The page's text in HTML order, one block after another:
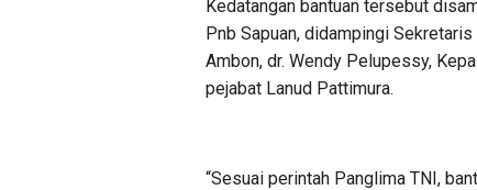
Kedatangan bantuan tersebut
Pnb Sapuan, didampingi
Ambon, dr. Wendy Pelupessy,
pejabat Lanud Pattimura.
“Sesuai perintah Panglima TNI,